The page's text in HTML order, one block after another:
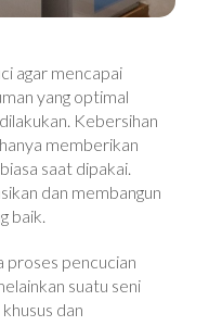
agar mencapai
yang optimal
Kebersihan
memberikan
saat dipakai.
dan membangun
baik.
proses pencucian
suatu seni
dan